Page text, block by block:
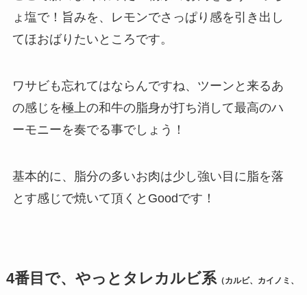
ょ塩で！旨みを、レモンでさっぱり感を引き出し
てほおばりたいところです。
ワサビも忘れてはならんですね、ツーンと来るあ
の感じを極上の和牛の脂身が打ち消して最高のハ
ーモニーを奏でる事でしょう！
基本的に、脂分の多いお肉は少し強い目に脂を落
とす感じで焼いて頂くとGoodです！
4番目で、やっとタレカルビ系（カルビ、カイノミ、